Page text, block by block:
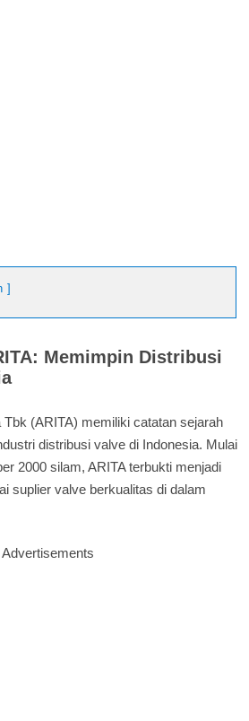
Memimpin Distribusi
Tbk (ARITA) memiliki catatan sejarah
distribusi valve di Indonesia. Mulai
2000 silam, ARITA terbukti menjadi
suplier valve berkualitas di dalam
Advertisements